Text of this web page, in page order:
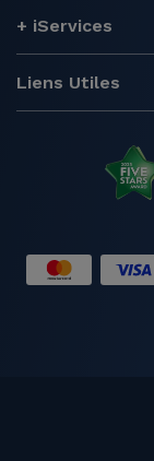
+ iServices
Liens Utiles